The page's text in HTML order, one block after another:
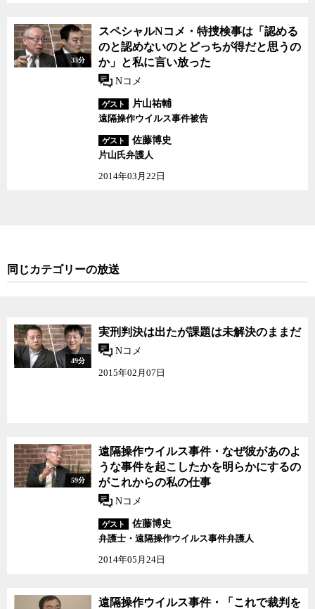
スペシャルNコメ・特捜
検事は「認めるのと認め
ないのとどっちが得だと
思うのか」と私に言い放
33分
スペシャルNコメ・特捜検事は「認める
のと認めないのとどっちが得だと思うの
か」と私に言い放った
Nコメ
ゲスト
片山祐輔
遠隔操作ウイルス事件被告
ゲスト
佐藤博史
片山氏弁護人
2014年03月22日
同じカテゴリーの放送
49分
実刑判決は出たが課題は未解決のままだ
Nコメ
2015年02月07日
59分
遠隔操作ウイルス事件・なぜ彼があのよ
うな事件を起こしたかを明らかにするの
がこれからの私の仕事
Nコメ
ゲスト
佐藤博史
弁護士・遠隔操作ウイルス事件弁護人
2014年05月24日
遠隔操作ウイルス事件・「これで裁判を